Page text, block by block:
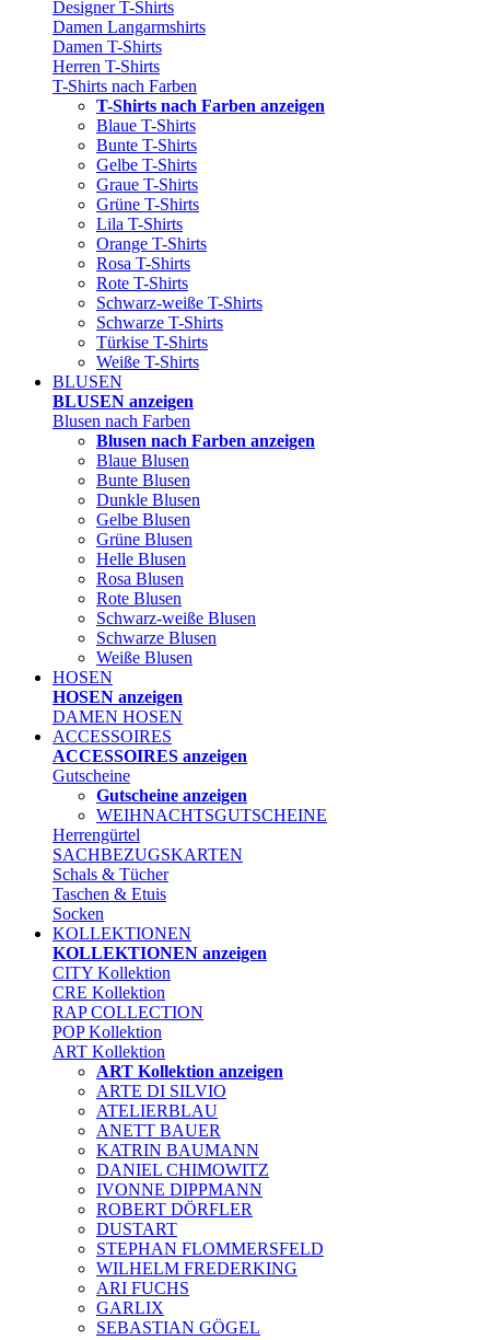
Designer T-Shirts
Damen Langarmshirts
Damen T-Shirts
Herren T-Shirts
T-Shirts nach Farben
T-Shirts nach Farben anzeigen
Blaue T-Shirts
Bunte T-Shirts
Gelbe T-Shirts
Graue T-Shirts
Grüne T-Shirts
Lila T-Shirts
Orange T-Shirts
Rosa T-Shirts
Rote T-Shirts
Schwarz-weiße T-Shirts
Schwarze T-Shirts
Türkise T-Shirts
Weiße T-Shirts
BLUSEN
BLUSEN anzeigen
Blusen nach Farben
Blusen nach Farben anzeigen
Blaue Blusen
Bunte Blusen
Dunkle Blusen
Gelbe Blusen
Grüne Blusen
Helle Blusen
Rosa Blusen
Rote Blusen
Schwarz-weiße Blusen
Schwarze Blusen
Weiße Blusen
HOSEN
HOSEN anzeigen
DAMEN HOSEN
ACCESSOIRES
ACCESSOIRES anzeigen
Gutscheine
Gutscheine anzeigen
WEIHNACHTSGUTSCHEINE
Herrengürtel
SACHBEZUGSKARTEN
Schals & Tücher
Taschen & Etuis
Socken
KOLLEKTIONEN
KOLLEKTIONEN anzeigen
CITY Kollektion
CRE Kollektion
RAP COLLECTION
POP Kollektion
ART Kollektion
ART Kollektion anzeigen
ARTE DI SILVIO
ATELIERBLAU
ANETT BAUER
KATRIN BAUMANN
DANIEL CHIMOWITZ
IVONNE DIPPMANN
ROBERT DÖRFLER
DUSTART
STEPHAN FLOMMERSFELD
WILHELM FREDERKING
ARI FUCHS
GARLIX
SEBASTIAN GÖGEL